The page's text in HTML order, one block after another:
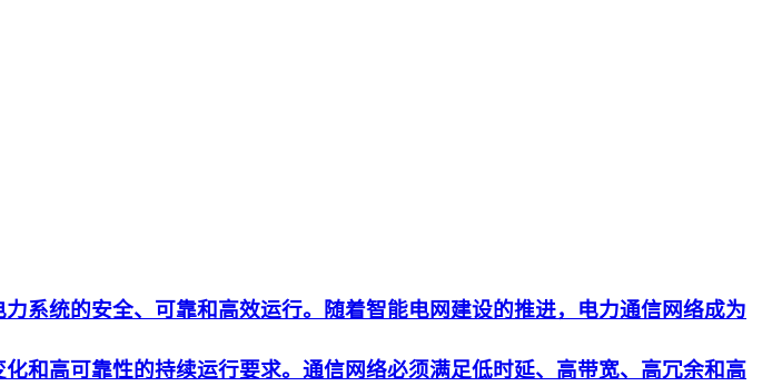
系统的安全、可靠和高效运行。随着智能电网建设的推进，电力通信网络成为
和高可靠性的持续运行要求。通信网络必须满足低时延、高带宽、高冗余和高